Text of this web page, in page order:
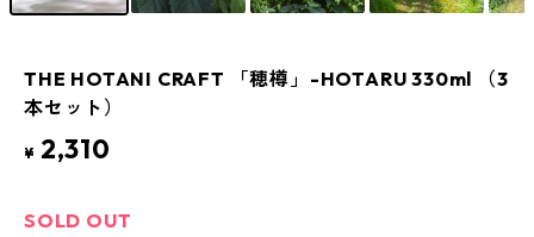
THE HOTANI CRAFT 「穂樽」-HOTARU 330ml （3
本セット）
¥ 2,310
SOLD OUT